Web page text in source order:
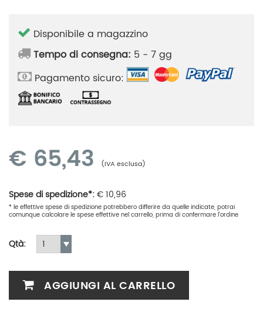
Disponibile a magazzino
Tempo di consegna: 5 - 7 gg
Pagamento sicuro:
€ 65,43 (IVA esclusa)
Spese di spedizione*:€10,96
* le effettive spese di spedizione potrebbero differire da quelle indicate, potrai
comunque calcolare le spese effettive nel carrello, prima di confermare l'ordine
Qtà:
AGGIUNGI AL CARRELLO